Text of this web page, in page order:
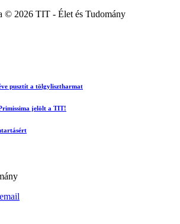
© 2026 TIT - Élet és Tudomány
pusztít a tölgylisztharmat
jelölt a TIT!
email